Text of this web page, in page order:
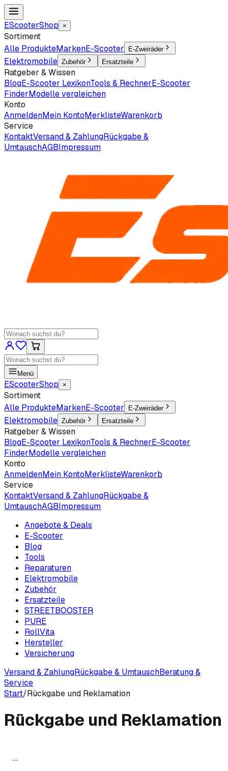
EScooterShop ×
Sortiment
Alle ProdukteMarkenE-Scooter E-Zweiräder
Elektromobile Zubehör Ersatzteile
Ratgeber & Wissen
BlogE-Scooter LexikonTools & RechnerE-Scooter
FinderModelle vergleichen
Konto
AnmeldenMein KontoMerklisteWarenkorb
Service
KontaktVersand & ZahlungRückgabe &
UmtauschAGBImpressum
Menü
EScooterShop ×
Sortiment
Alle ProdukteMarkenE-Scooter E-Zweiräder
Elektromobile Zubehör Ersatzteile
Ratgeber & Wissen
BlogE-Scooter LexikonTools & RechnerE-Scooter
FinderModelle vergleichen
Konto
AnmeldenMein KontoMerklisteWarenkorb
Service
KontaktVersand & ZahlungRückgabe &
UmtauschAGBImpressum
Angebote & Deals
E-Scooter
Blog
Tools
Reparaturen
Elektromobile
Zubehör
Ersatzteile
STREETBOOSTER
PURE
RollVita
Hersteller
Versicherung
Versand & ZahlungRückgabe & UmtauschBeratung &
Service
Start/Rückgabe und Reklamation
Rückgabe und Reklamation
```